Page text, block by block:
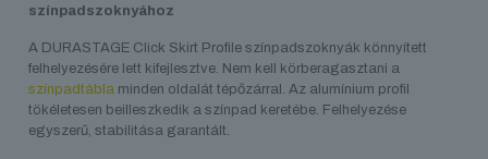
színpadszoknyához
A DURASTAGE Click Skirt Profile színpadszoknyák könnyített
felhelyezésére lett kifejlesztve. Nem kell körberagasztani a
színpadtábla minden oldalát tépőzárral. Az alumínium profil
tökéletesen beilleszkedik a színpad keretébe. Felhelyezése
egyszerű, stabilitása garantált.